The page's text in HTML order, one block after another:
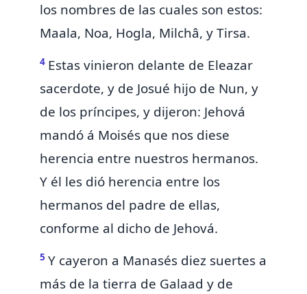
los nombres de las cuales son estos:
Maala, Noa, Hogla, Milchâ, y Tirsa.
4 Estas vinieron delante de Eleazar
sacerdote, y de Josué hijo de Nun, y
de los príncipes, y dijeron: Jehová
mandó á Moisés que nos diese
herencia entre nuestros hermanos.
Y él les dió herencia entre los
hermanos del padre de ellas,
conforme al dicho de Jehová.
5 Y cayeron a Manasés diez suertes a
más de la tierra de Galaad y de